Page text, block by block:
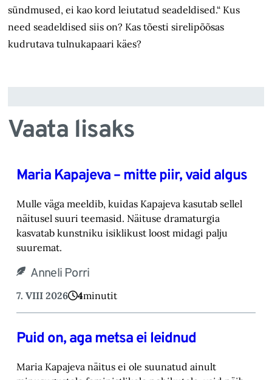
sündmused, ei kao kord leiutatud seadeldised.“ Kus
need seadeldised siis on? Kas tõesti sirelipõõsas
kudrutava tulnukapaari käes?
Vaata lisaks
Maria Kapajeva – mitte piir, vaid algus
Mulle väga meeldib, kuidas Kapajeva kasutab sellel
näitusel suuri teemasid. Näituse drama‎turgia
kasvatab kunstniku isiklikust loost midagi palju
suuremat.‎
Anneli Porri
7. VIII 2026 4minutit
Puid on, aga metsa ei leidnud
Maria Kapajeva näitus ei ole suunatud ainult